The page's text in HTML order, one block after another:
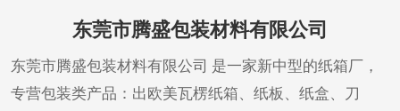
东莞市腾盛包装材料有限公司
东莞市腾盛包装材料有限公司 是一家新中型的纸箱厂，
专营包装类产品：出欧美瓦楞纸箱、纸板、纸盒、刀